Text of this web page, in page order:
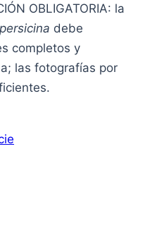
OBLIGATORIA: la
debe
completos y
las fotografías por